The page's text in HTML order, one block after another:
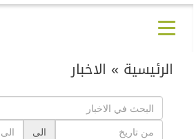
الرئيسية » الاخبار
الى